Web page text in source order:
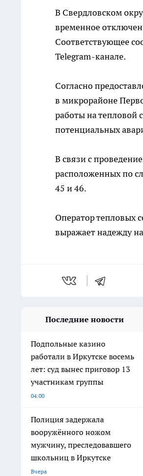
В Свердловском
временное
Соответствующее
Telegram-канале.
Согласно
в микрорайоне
работы на тепловой
потенциальных
В связи с
расположенных по
45 и 46.
Оператор тепловых
выражает надежду
Последние новости
Подпольные казино
работали в Иркутске восемь
лет: суд вынес приговор 13
участникам группы
04:00
Полиция задержала
вооружённого ножом
мужчину, преследовавшего
школьниц в Иркутске
Вчера